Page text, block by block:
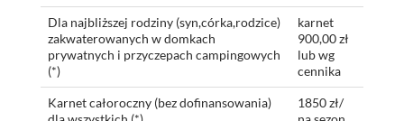
Dla najbliższej rodziny (syn,córka,rodzice)
zakwaterowanych w domkach
prywatnych i przyczepach campingowych
(*)
karnet
900,00 zł
lub wg
cennika
Karnet całoroczny (bez dofinansowania)
1850 zł/